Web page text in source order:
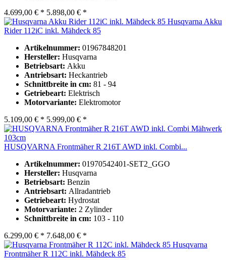
4.699,00 € * 5.898,00 € *
Husqvarna Akku
Rider 112iC inkl. Mähdeck 85
Artikelnummer: 01967848201
Hersteller: Husqvarna
Betriebsart: Akku
Antriebsart: Heckantrieb
Schnittbreite in cm: 81 - 94
Getriebeart: Elektrisch
Motorvariante: Elektromotor
5.109,00 € * 5.999,00 € *
HUSQVARNA Frontmäher R 216T AWD inkl. Combi...
Artikelnummer: 01970542401-SET2_GGO
Hersteller: Husqvarna
Betriebsart: Benzin
Antriebsart: Allradantrieb
Getriebeart: Hydrostat
Motorvariante: 2 Zylinder
Schnittbreite in cm: 103 - 110
6.299,00 € * 7.648,00 € *
Husqvarna
Frontmäher R 112C inkl. Mähdeck 85